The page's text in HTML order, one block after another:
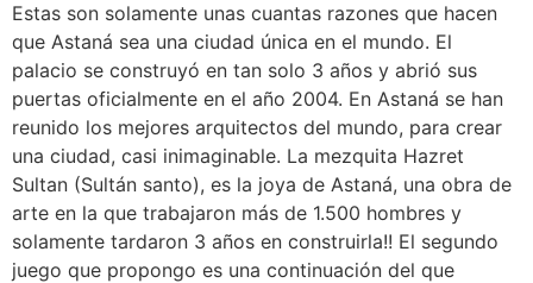
Estas son solamente unas cuantas razones que hacen
que Astaná sea una ciudad única en el mundo. El
palacio se construyó en tan solo 3 años y abrió sus
puertas oficialmente en el año 2004. En Astaná se han
reunido los mejores arquitectos del mundo, para crear
una ciudad, casi inimaginable. La mezquita Hazret
Sultan (Sultán santo), es la joya de Astaná, una obra de
arte en la que trabajaron más de 1.500 hombres y
solamente tardaron 3 años en construirla!! El segundo
juego que propongo es una continuación del que